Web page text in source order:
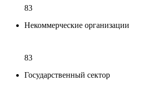
83
Некоммерческие организации
83
Государственный сектор